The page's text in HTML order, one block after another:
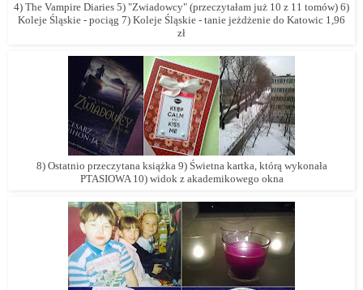
4) The Vampire Diaries 5) "Zwiadowcy" (przeczytałam już 10 z 11 tomów) 6)
Koleje Śląskie - pociąg 7) Koleje Śląskie - tanie jeżdżenie do Katowic 1,96
zł
8) Ostatnio przeczytana książka 9) Świetna kartka, którą wykonała
PTASIOWA 10) widok z akademikowego okna